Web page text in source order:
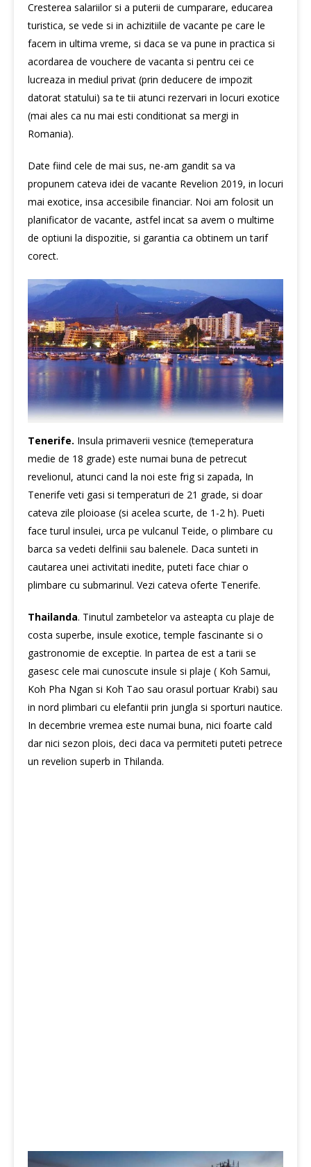
Cresterea salariilor si a puterii de cumparare, educarea
turistica, se vede si in achizitiile de vacante pe care le
facem in ultima vreme, si daca se va pune in practica si
acordarea de vouchere de vacanta si pentru cei ce
lucreaza in mediul privat (prin deducere de impozit
datorat statului) sa te tii atunci rezervari in locuri exotice
(mai ales ca nu mai esti conditionat sa mergi in
Romania).
Date fiind cele de mai sus, ne-am gandit sa va
propunem cateva idei de vacante Revelion 2019, in locuri
mai exotice, insa accesibile financiar. Noi am folosit un
planificator de vacante, astfel incat sa avem o multime
de optiuni la dispozitie, si garantia ca obtinem un tarif
corect.
Tenerife. Insula primaverii vesnice (temeperatura
medie de 18 grade) este numai buna de petrecut
revelionul, atunci cand la noi este frig si zapada, In
Tenerife veti gasi si temperaturi de 21 grade, si doar
cateva zile ploioase (si acelea scurte, de 1-2 h). Pueti
face turul insulei, urca pe vulcanul Teide, o plimbare cu
barca sa vedeti delfinii sau balenele. Daca sunteti in
cautarea unei activitati inedite, puteti face chiar o
plimbare cu submarinul. Vezi cateva oferte Tenerife.
Thailanda. Tinutul zambetelor va asteapta cu plaje de
costa superbe, insule exotice, temple fascinante si o
gastronomie de exceptie. In partea de est a tarii se
gasesc cele mai cunoscute insule si plaje ( Koh Samui,
Koh Pha Ngan si Koh Tao sau orasul portuar Krabi) sau
in nord plimbari cu elefantii prin jungla si sporturi nautice.
In decembrie vremea este numai buna, nici foarte cald
dar nici sezon plois, deci daca va permiteti puteti petrece
un revelion superb in Thilanda.